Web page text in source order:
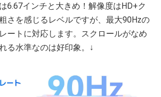
6.67インチと大きめ！解像度はHD+ク
さを感じるレベルですが、最大90Hzの
ートに対応します。スクロールがなめ
る水準なのは好印象。↓